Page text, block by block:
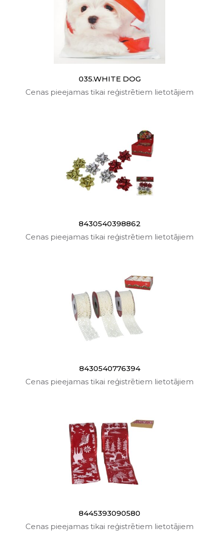
035.WHITE DOG
Cenas pieejamas tikai reģistrētiem lietotājiem
8430540398862
Cenas pieejamas tikai reģistrētiem lietotājiem
8430540776394
Cenas pieejamas tikai reģistrētiem lietotājiem
8445393090580
Cenas pieejamas tikai reģistrētiem lietotājiem